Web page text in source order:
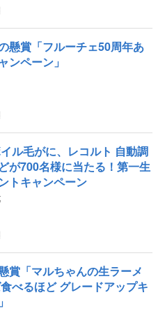
懸賞「フルーチェ50周年あ
ンペーン」
ル毛がに、レコルト 自動調
が700名様に当たる！第一生
トキャンペーン
賞「マルちゃんの生ラーメ
べるほど グレードアップキ